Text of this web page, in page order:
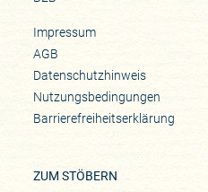
Impressum
AGB
Datenschutzhinweis
Nutzungsbedingungen
Barrierefreiheitserklärung
ZUM STÖBERN